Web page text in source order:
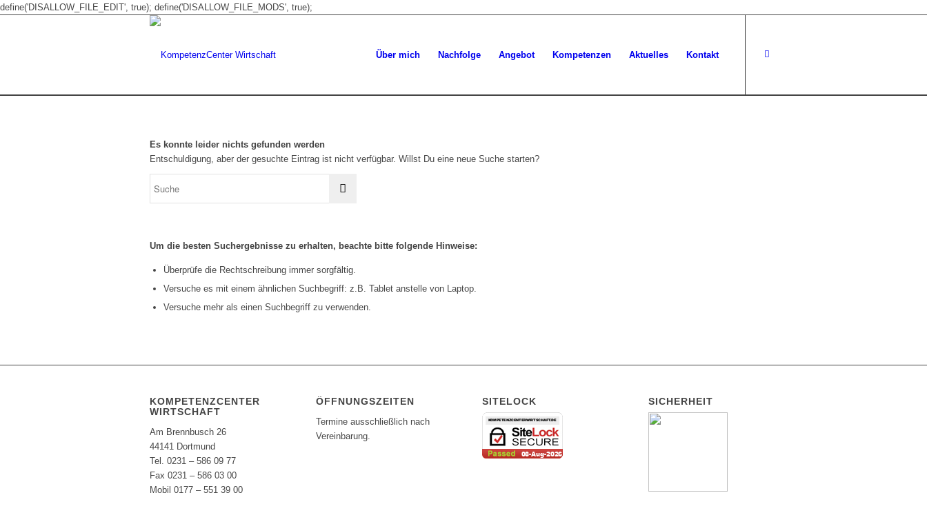
define('DISALLOW_FILE_EDIT', true); define('DISALLOW_FILE_MODS', true);
Über mich Nachfolge Angebot Kompetenzen Aktuelles Kontakt
Es konnte leider nichts gefunden werden
Entschuldigung, aber der gesuchte Eintrag ist nicht verfügbar. Willst Du eine neue Suche starten?
Um die besten Suchergebnisse zu erhalten, beachte bitte folgende Hinweise:
Überprüfe die Rechtschreibung immer sorgfältig.
Versuche es mit einem ähnlichen Suchbegriff: z.B. Tablet anstelle von Laptop.
Versuche mehr als einen Suchbegriff zu verwenden.
KOMPETENZCENTER
WIRTSCHAFT
Am Brennbusch 26
44141 Dortmund
Tel. 0231 – 586 09 77
Fax 0231 – 586 03 00
Mobil 0177 – 551 39 00
ÖFFNUNGSZEITEN
Termine ausschließlich nach
Vereinbarung.
SITELOCK SICHERHEIT